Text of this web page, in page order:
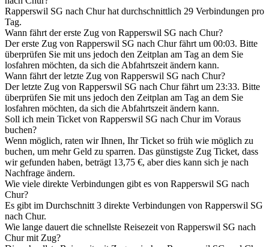
Rapperswil SG nach Chur hat durchschnittlich 29 Verbindungen pro
Tag.
Wann fährt der erste Zug von Rapperswil SG nach Chur?
Der erste Zug von Rapperswil SG nach Chur fährt um 00:03. Bitte
überprüfen Sie mit uns jedoch den Zeitplan am Tag an dem Sie
losfahren möchten, da sich die Abfahrtszeit ändern kann.
Wann fährt der letzte Zug von Rapperswil SG nach Chur?
Der letzte Zug von Rapperswil SG nach Chur fährt um 23:33. Bitte
überprüfen Sie mit uns jedoch den Zeitplan am Tag an dem Sie
losfahren möchten, da sich die Abfahrtszeit ändern kann.
Soll ich mein Ticket von Rapperswil SG nach Chur im Voraus
buchen?
Wenn möglich, raten wir Ihnen, Ihr Ticket so früh wie möglich zu
buchen, um mehr Geld zu sparren. Das günstigste Zug Ticket, dass
wir gefunden haben, beträgt 13,75 €, aber dies kann sich je nach
Nachfrage ändern.
Wie viele direkte Verbindungen gibt es von Rapperswil SG nach
Chur?
Es gibt im Durchschnitt 3 direkte Verbindungen von Rapperswil SG
nach Chur.
Wie lange dauert die schnellste Reisezeit von Rapperswil SG nach
Chur mit Zug?